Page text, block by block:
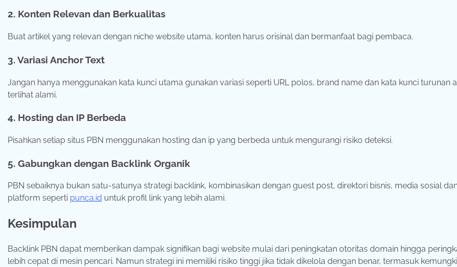
2. Konten Relevan dan Berkualitas
Buat artikel yang relevan dengan niche website utama, konten harus orisinal dan bermanfaat bagi pembaca.
3. Variasi Anchor Text
Jangan hanya menggunakan kata kunci utama gunakan variasi seperti URL polos, brand name dan kata kunci turunan
terlihat alami.
4. Hosting dan IP Berbeda
Pisahkan setiap situs PBN menggunakan hosting dan ip yang berbeda untuk mengurangi risiko deteksi.
5. Gabungkan dengan Backlink Organik
PBN sebaiknya bukan satu-satunya strategi backlink, kombinasikan dengan guest post, direktori bisnis, media sosial
platform seperti punca.id untuk profil link yang lebih alami.
Kesimpulan
Backlink PBN dapat memberikan dampak signifikan bagi website mulai dari peningkatan otoritas domain hingga
lebih cepat di mesin pencari. Namun strategi ini memiliki risiko tinggi jika tidak dikelola dengan benar, termasuk